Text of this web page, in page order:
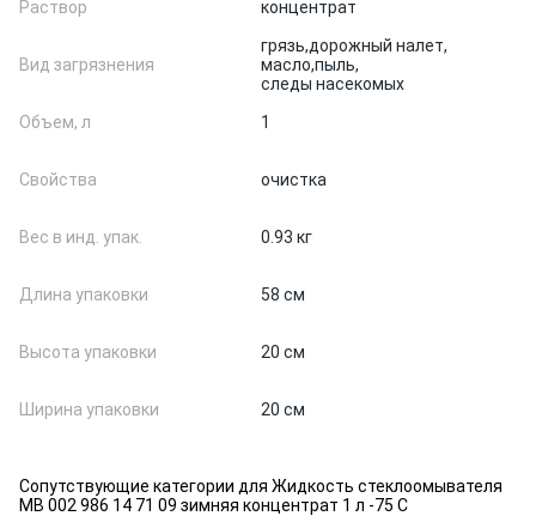
Раствор концентрат
Вид загрязнения
грязь,дорожный налет,
масло,пыль,
следы насекомых
Объем, л
1
Свойства очистка
Вес в инд. упак. 0.93 кг
Длина упаковки 58 см
Высота упаковки 20 см
Ширина упаковки 20 см
Сопутствующие категории для Жидкость стеклоомывателя
MB 002 986 14 71 09 зимняя концентрат 1 л -75 C